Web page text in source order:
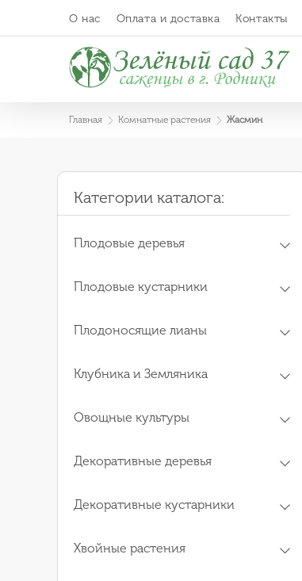
О нас Оплата и доставка Контакты
Главная Комнатные растения Жасмин
Категории каталога:
Плодовые деревья
Плодовые кустарники
Плодоносящие лианы
Клубника и Земляника
Овощные культуры
Декоративные деревья
Декоративные кустарники
Хвойные растения